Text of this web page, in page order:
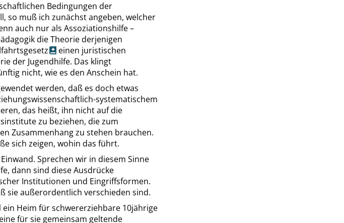
Bedingungen der
so muß ich zunächst angeben, welcher
auch nur als Assoziationshilfe –
die Theorie derjenigen
einen juristischen
der Jugendhilfe. Das klingt
nicht, wie es den Anschein hat.
werden, daß es doch etwas
systematischem
das heißt, ihn nicht auf die
zu beziehen, die zum
Zusammenhang zu stehen brauchen.
sich zeigen, wohin das führt.
Sprechen wir in diesem Sinne
dann sind diese Ausdrücke
Institutionen und Eingriffsformen.
sie außerordentlich verschieden sind.
Heim für schwererziehbare 10jährige
für sie gemeinsam geltende